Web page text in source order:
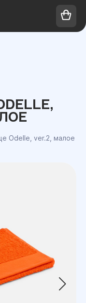
Odelle, ver.2, малое